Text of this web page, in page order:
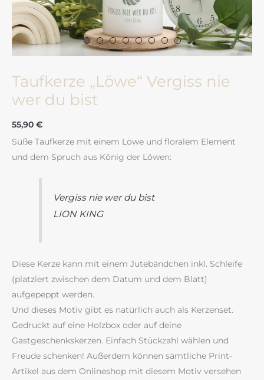
Taufkerze „Löwe“ Vergiss nie
wer du bist
55,90 €
Süße Taufkerze mit einem Löwe und floralem Element
und dem Spruch aus König der Löwen:
Vergiss nie wer du bist
LION KING
Diese Kerze kann mit einem Jutebändchen inkl. Schleife
(platziert zwischen dem Datum und dem Blatt)
aufgepeppt werden.
Und dieses Motiv gibt es natürlich auch als Kerzenset.
Gedruckt auf eine Holzbox oder auf deine
Gastgeschenkskerzen. Einfach Stückzahl wählen und
Freude schenken! Außerdem können sämtliche Print-
Artikel aus dem Onlineshop mit diesem Motiv versehen